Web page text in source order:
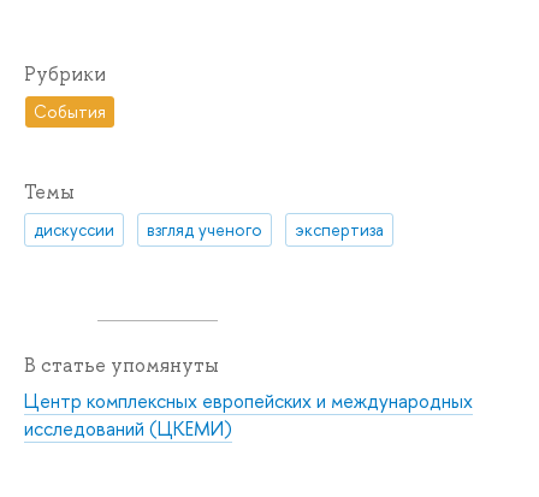
Рубрики
События
Темы
дискуссии взгляд ученого экспертиза
В статье упомянуты
Центр комплексных европейских и международных
исследований (ЦКЕМИ)